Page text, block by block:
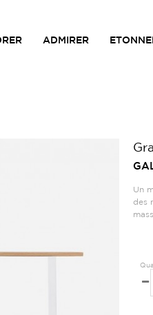
ADMIRER
Un
des